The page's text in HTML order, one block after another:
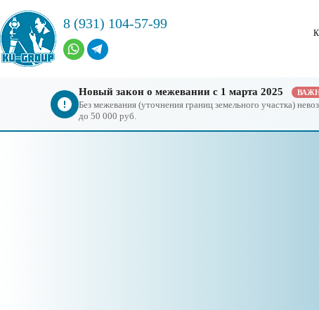
8 (931) 104-57-99
Новый закон о межевании с 1 марта 2025
Без межевания (уточнения границ земельного участка)
до 50 000 руб.